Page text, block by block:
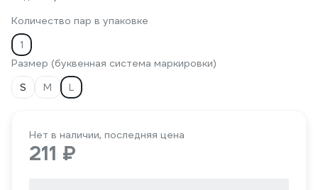
Количество пар в упаковке
1
Размер (буквенная система маркировки)
S
M L
Нет в наличии, последняя цена
211 ₽